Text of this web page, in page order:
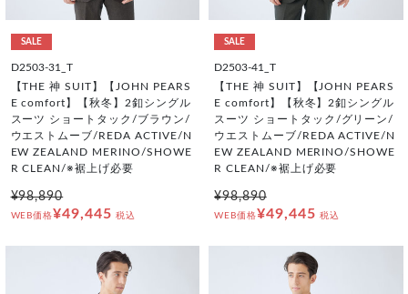
SALE
D2503-31_T
【THE 神 SUIT】【JOHN PEARS
E comfort】【秋冬】2釦シングル
スーツ ショートタック/ブラウン/
ウエストムーブ/REDA ACTIVE/N
EW ZEALAND MERINO/SHOWE
R CLEAN/※裾上げ必要
¥98,890
WEB価格¥49,445 税込
SALE
D2503-41_T
【THE 神 SUIT】【JOHN PEARS
E comfort】【秋冬】2釦シングル
スーツ ショートタック/グリーン/
ウエストムーブ/REDA ACTIVE/N
EW ZEALAND MERINO/SHOWE
R CLEAN/※裾上げ必要
¥98,890
WEB価格¥49,445 税込